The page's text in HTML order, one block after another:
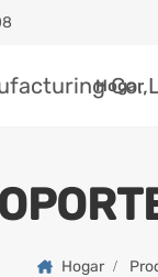
Hogar
Hogar